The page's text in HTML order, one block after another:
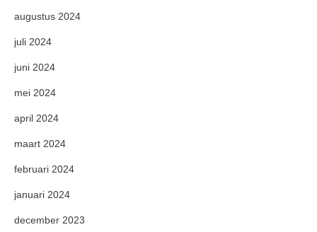
augustus 2024
juli 2024
juni 2024
mei 2024
april 2024
maart 2024
februari 2024
januari 2024
december 2023